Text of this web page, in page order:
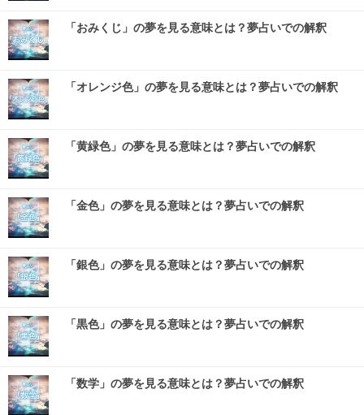
「おみくじ」の夢を見る意味とは？夢占いでの解釈
「オレンジ色」の夢を見る意味とは？夢占いでの解釈
「黄緑色」の夢を見る意味とは？夢占いでの解釈
「金色」の夢を見る意味とは？夢占いでの解釈
「銀色」の夢を見る意味とは？夢占いでの解釈
「黒色」の夢を見る意味とは？夢占いでの解釈
「数学」の夢を見る意味とは？夢占いでの解釈